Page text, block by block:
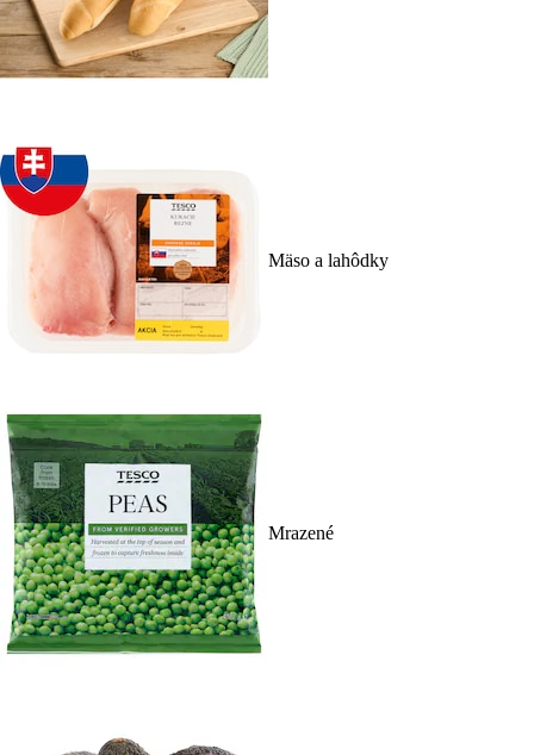
Mäso a lahôdky
Mrazené